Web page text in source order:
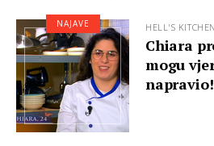
HELL'S
Chiara
mogu
NAJAVE